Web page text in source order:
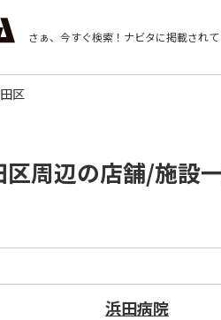
さぁ、今すぐ検索！ ナビタに掲載されて
区
周辺の店舗/施設一
浜田病院